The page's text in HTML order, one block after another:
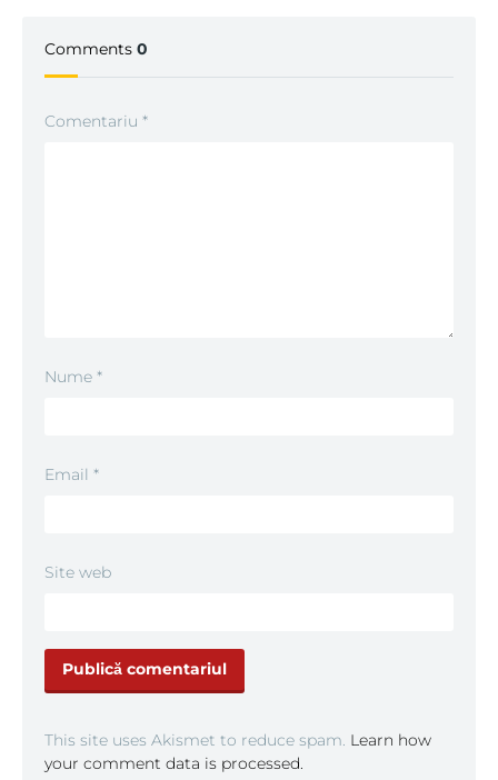
Comments 0
Comentariu *
Nume *
Email *
Site web
This site uses Akismet to reduce spam. Learn how
your comment data is processed.